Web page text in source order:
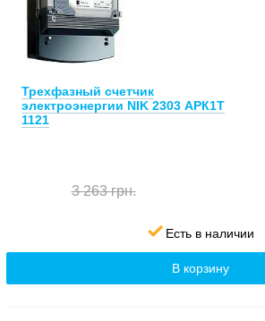
Трехфазный счетчик
электроэнергии NIK 2303 АРК1Т
1121
3 263 грн.
Есть в наличии
В корзину